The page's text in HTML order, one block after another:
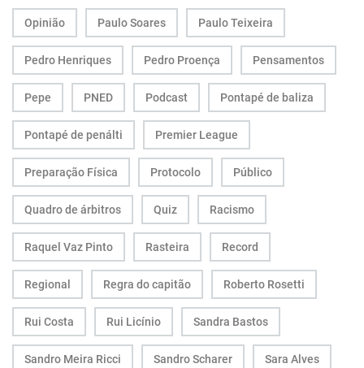
Opinião Paulo Soares Paulo Teixeira
Pedro Henriques Pedro Proença Pensamentos
Pepe PNED Podcast Pontapé de baliza
Pontapé de penálti Premier League
Preparação Física Protocolo Público
Quadro de árbitros Quiz Racismo
Raquel Vaz Pinto Rasteira Record
Regional Regra do capitão Roberto Rosetti
Rui Costa Rui Licínio Sandra Bastos
Sandro Meira Ricci Sandro Scharer Sara Alves